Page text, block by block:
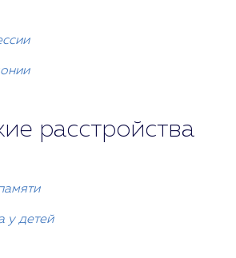
расстройства
у детей